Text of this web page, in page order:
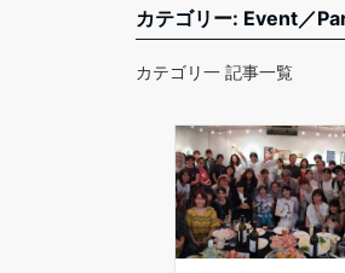
カテゴリー: Event／
カテゴリ一 記事一覧